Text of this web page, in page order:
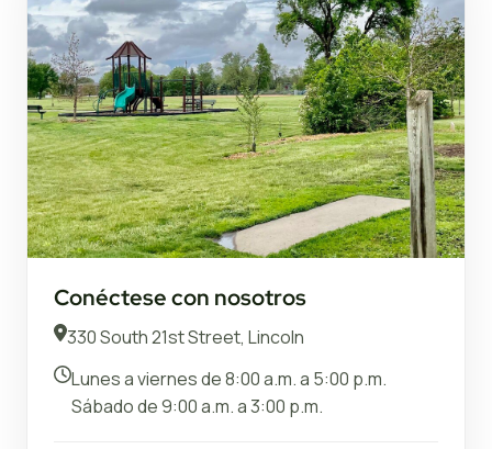
Conéctese con nosotros
330 South 21st Street, Lincoln
Lunes a viernes de 8:00 a.m. a 5:00 p.m.
Sábado de 9:00 a.m. a 3:00 p.m.